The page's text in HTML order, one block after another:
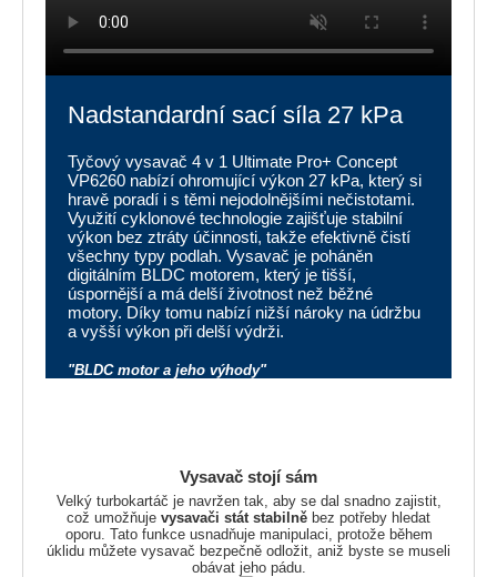
Nadstandardní sací síla 27 kPa
Tyčový vysavač 4 v 1 Ultimate Pro+ Concept
VP6260 nabízí ohromující výkon 27 kPa, který si
hravě poradí i s těmi nejodolnějšími nečistotami.
Využití cyklonové technologie zajišťuje stabilní
výkon bez ztráty účinnosti, takže efektivně čistí
všechny typy podlah. Vysavač je poháněn
digitálním BLDC motorem, který je tišší,
úspornější a má delší životnost než běžné
motory. Díky tomu nabízí nižší nároky na údržbu
a vyšší výkon při delší výdrži.
"BLDC motor a jeho výhody"
Vysavač stojí sám
Velký turbokartáč je navržen tak, aby se dal snadno zajistit,
což umožňuje vysavači stát stabilně bez potřeby hledat
oporu. Tato funkce usnadňuje manipulaci, protože během
úklidu můžete vysavač bezpečně odložit, aniž byste se museli
obávat jeho pádu.